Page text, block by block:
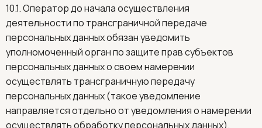
10.1. Оператор до начала осуществления
деятельности по трансграничной передаче
персональных данных обязан уведомить
уполномоченный орган по защите прав субъектов
персональных данных о своем намерении
осуществлять трансграничную передачу
персональных данных (такое уведомление
направляется отдельно от уведомления о намерении
осуществлять обработку персональных данных).